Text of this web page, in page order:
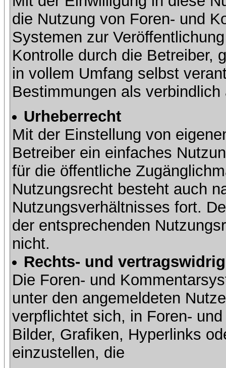
die Nutzung von Foren- und
Systemen zur
Kontrolle durch die Betreiber,
in vollem Umfang selbst
Bestimmungen als verbindlich
Urheberrecht
Mit der Einstellung von
Betreiber ein einfaches
für die öffentliche
Nutzungsrecht besteht auch
Nutzungsverhältnisses fort.
der entsprechenden
nicht.
Rechts- und
Die Foren- und
unter den angemeldeten
verpflichtet sich, in Foren-
Bilder, Grafiken, Hyperlinks
einzustellen, die